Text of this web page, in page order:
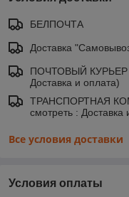
БЕЛПОЧТА
Доставка
ПОЧТОВЫЙ КУРЬЕР
Доставка и оплата)
ТРАНСПОРТНАЯ
смотреть : Доставка
Все условия доставки
Условия оплаты